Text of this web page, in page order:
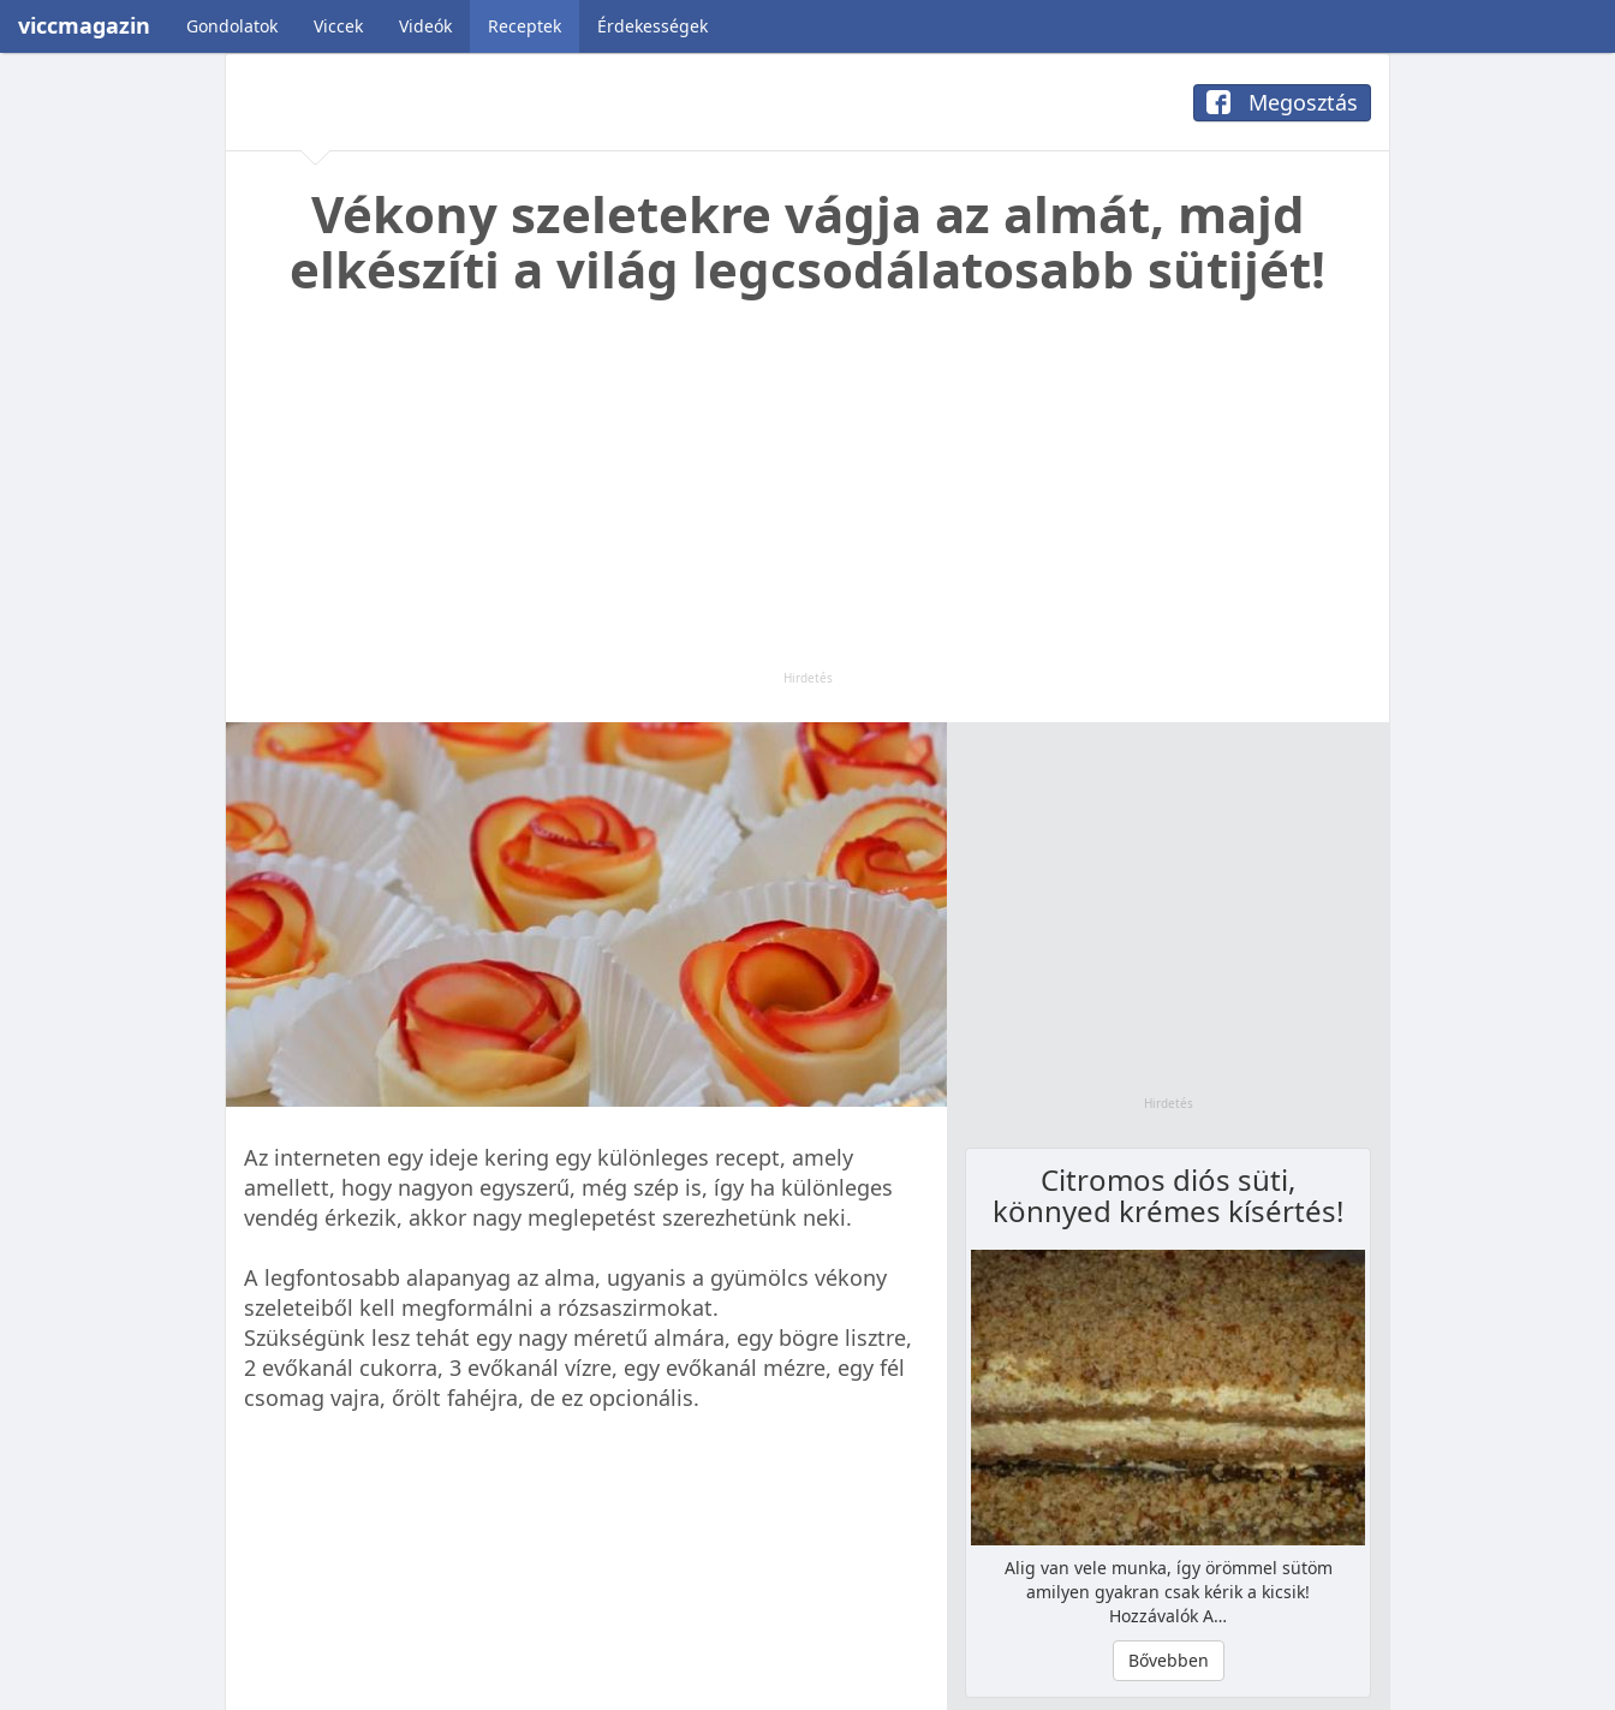
viccmagazin Gondolatok Viccek Videók Receptek Érdekességek
Megosztás
Vékony szeletekre vágja az almát, majd
elkészíti a világ legcsodálatosabb sütijét!
Az interneten egy ideje kering egy különleges recept, amely
amellett, hogy nagyon egyszerű, még szép is, így ha különleges
vendég érkezik, akkor nagy meglepetést szerezhetünk neki.
A legfontosabb alapanyag az alma, ugyanis a gyümölcs vékony
szeleteiből kell megformálni a rózsaszirmokat.
Szükségünk lesz tehát egy nagy méretű almára, egy bögre lisztre,
2 evőkanál cukorra, 3 evőkanál vízre, egy evőkanál mézre, egy fél
csomag vajra, őrölt fahéjra, de ez opcionális.
Citromos diós süti,
könnyed krémes kísértés!
Alig van vele munka, így örömmel sütöm
amilyen gyakran csak kérik a kicsik!
Hozzávalók A…
Bővebben